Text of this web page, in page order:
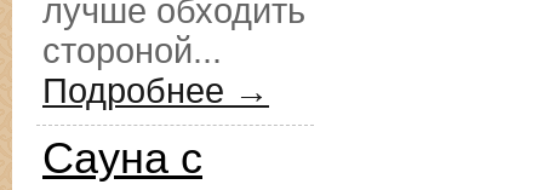
лучше обходить
стороной...
Подробнее →
Сауна с